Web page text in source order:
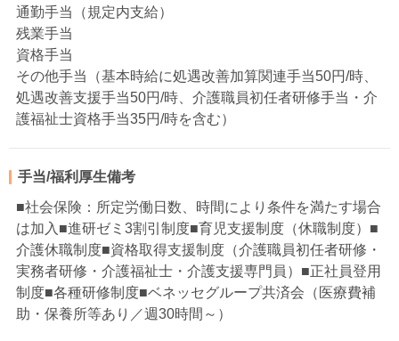
通勤手当（規定内支給）
残業手当
資格手当
その他手当（基本時給に処遇改善加算関連手当50円/時、
処遇改善支援手当50円/時、介護職員初任者研修手当・介
護福祉士資格手当35円/時を含む）
手当/福利厚生備考
■社会保険：所定労働日数、時間により条件を満たす場合
は加入■進研ゼミ3割引制度■育児支援制度（休職制度）■
介護休職制度■資格取得支援制度（介護職員初任者研修・
実務者研修・介護福祉士・介護支援専門員）■正社員登用
制度■各種研修制度■ベネッセグループ共済会（医療費補
助・保養所等あり／週30時間～）